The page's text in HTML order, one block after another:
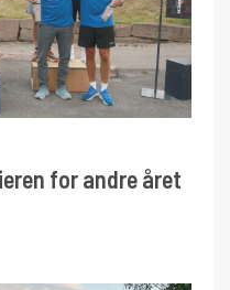
for andre året